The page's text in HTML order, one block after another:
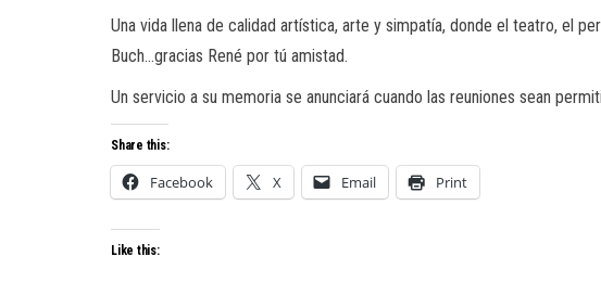
Una vida llena de calidad artística, arte y simpatía, donde el teatro, el
Buch…gracias René por tú amistad.
Un servicio a su memoria se anunciará cuando las reuniones sean
Share this:
Facebook X Email Print
Like this: